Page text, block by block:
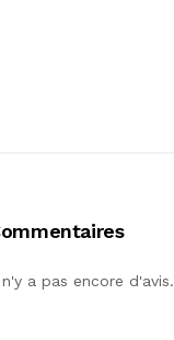
a pas encore d'avis.